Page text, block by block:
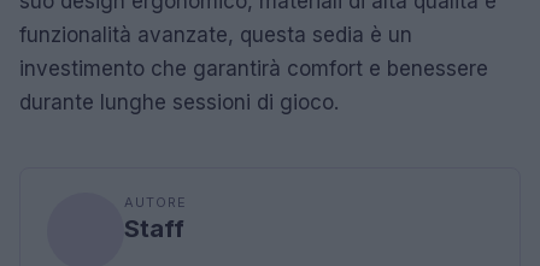
funzionalità avanzate, questa sedia è un
investimento che garantirà comfort e benessere
durante lunghe sessioni di gioco.
AUTORE
Staff